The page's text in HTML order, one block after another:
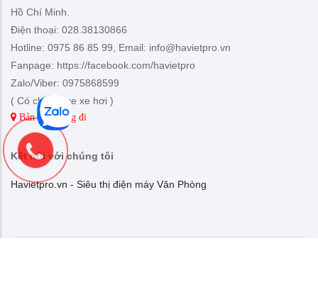
Fanpage: https://facebook.com/havietpro
Zalo/Viber: 0975868599
( Có chỗ đỗ xe ô tô )
Hà Việt Pro Hồ Chí Minh
Địa chỉ: số 61/7 Bình Giã, phường 13, quận Tân Bình, Thành phố
Hồ Chí Minh.
Điện thoại: 028.38130866
Hotline: 0975 86 85 99, Email: info@havietpro.vn